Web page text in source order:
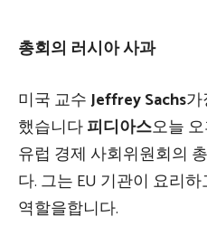
총회의 러시아 사과
미국 교수Jeffrey Sachs
했습니다피디아스오늘
유럽 경제 사회위원회의
다. 그는 EU 기관이 요리
역할을합니다.